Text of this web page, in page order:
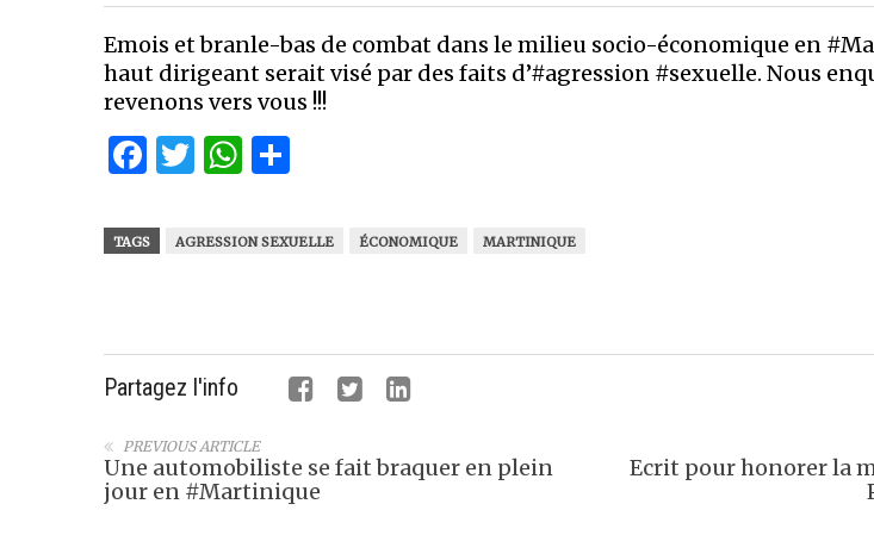
Emois et branle-bas de combat dans le milieu socio-économique en
haut dirigeant serait visé par des faits d’#agression #sexuelle. Nous
revenons vers vous !!!
Facebook
Twitter
WhatsApp
TAGS AGRESSION SEXUELLE ÉCONOMIQUE MARTINIQUE
Partagez l'info
Ecrit pour honorer la
PREVIOUS ARTICLE
Une automobiliste se fait braquer en plein
jour en #Martinique